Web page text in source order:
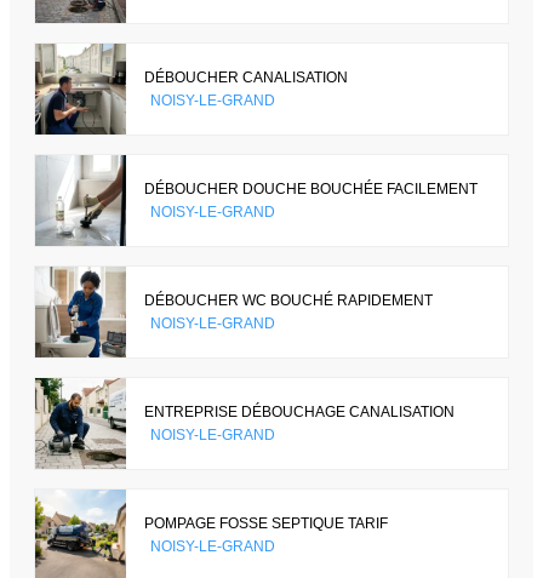
DÉBOUCHER CANALISATION
NOISY-LE-GRAND
DÉBOUCHER DOUCHE BOUCHÉE FACILEMENT
NOISY-LE-GRAND
DÉBOUCHER WC BOUCHÉ RAPIDEMENT
NOISY-LE-GRAND
ENTREPRISE DÉBOUCHAGE CANALISATION
NOISY-LE-GRAND
POMPAGE FOSSE SEPTIQUE TARIF
NOISY-LE-GRAND